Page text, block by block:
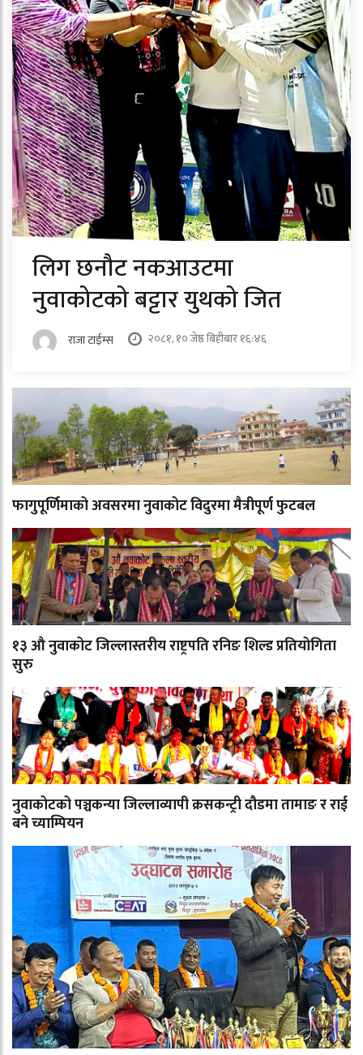
लिग छनौट नकआउटमा
नुवाकोटको बट्टार युथको जित
राजा टाईम्स २०८१, १० जेष्ठ बिहीबार १६:४६
फागुपूर्णिमाको अवसरमा नुवाकोट विदुरमा मैत्रीपूर्ण फुटबल
१३ औ नुवाकोट जिल्लास्तरीय राष्ट्रपति रनिङ शिल्ड प्रतियोगिता
सुरु
नुवाकोटको पञ्चकन्या जिल्लाव्यापी क्रसकन्ट्री दौडमा तामाङ र राई
बने च्याम्पियन